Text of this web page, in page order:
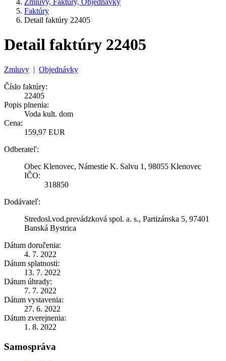
Zmluvy, Faktúry, Objednávky
Faktúry
Detail faktúry 22405
Detail faktúry 22405
Zmluvy | Objednávky
Číslo faktúry:
22405
Popis plnenia:
Voda kult. dom
Cena:
159,97 EUR
Odberateľ:
Obec Klenovec, Námestie K. Salvu 1, 98055 Klenovec
IČO:
318850
Dodávateľ:
Stredosl.vod.prevádzková spol. a. s., Partizánska 5, 97401
Banská Bystrica
Dátum doručenia:
4. 7. 2022
Dátum splatnosti:
13. 7. 2022
Dátum úhrady:
7. 7. 2022
Dátum vystavenia:
27. 6. 2022
Dátum zverejnenia:
1. 8. 2022
Samospráva